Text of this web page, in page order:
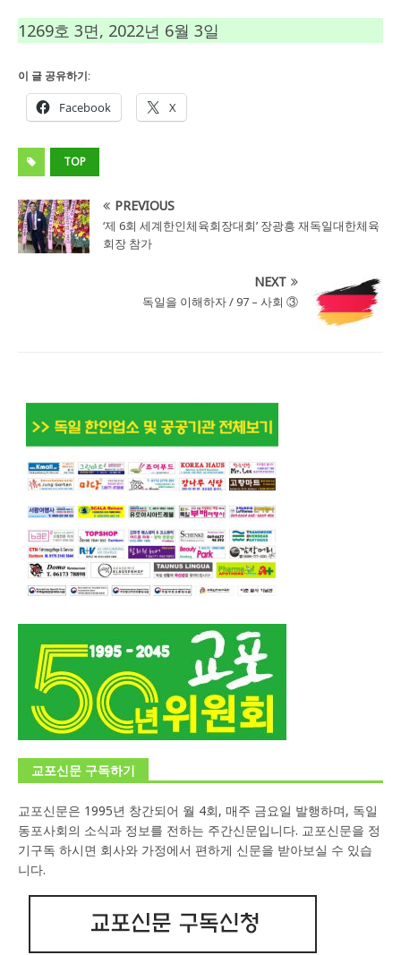
1269호 3면, 2022년 6월 3일
이 글 공유하기:
Facebook X
TOP
PREVIOUS
‘제 6회 세계한인체육회장대회’ 장광흥 재독일대한체육
회장 참가
NEXT
독일을 이해하자 / 97 – 사회 ③
교포신문 구독하기
교포신문은 1995년 창간되어 월 4회, 매주 금요일 발행하며, 독일
동포사회의 소식과 정보를 전하는 주간신문입니다. 교포신문을 정
기구독 하시면 회사와 가정에서 편하게 신문을 받아보실 수 있습
니다.